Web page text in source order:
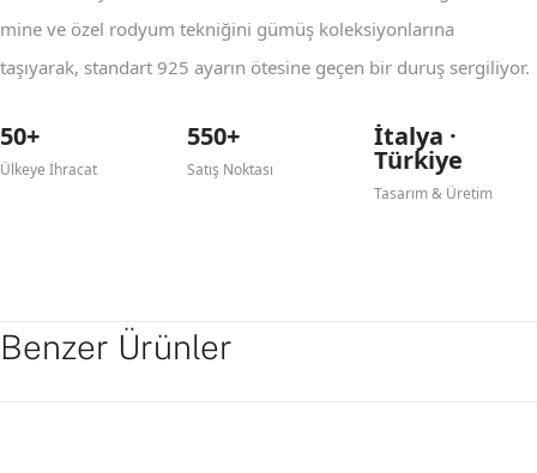
mine ve özel rodyum tekniğini gümüş koleksiyonlarına
taşıyarak, standart 925 ayarın ötesine geçen bir duruş sergiliyor.
50+
Ülkeye İhracat
550+
Satış Noktası
İtalya ·
Türkiye
Tasarım & Üretim
Benzer Ürünler